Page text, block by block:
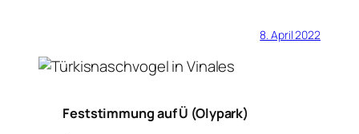
8. April 2022
Feststimmung auf Ü (Olypark)